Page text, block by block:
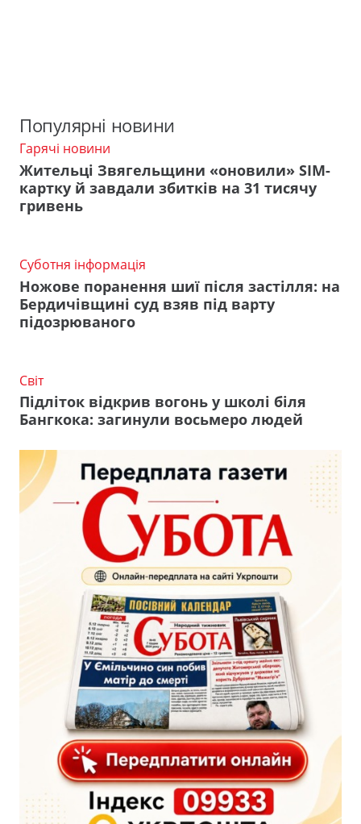
Популярні новини
Гарячі новини
Жительці Звягельщини «оновили» SIM-
картку й завдали збитків на 31 тисячу
гривень
Суботня інформація
Ножове поранення шиї після застілля: на
Бердичівщині суд взяв під варту
підозрюваного
Світ
Підліток відкрив вогонь у школі біля
Бангкока: загинули восьмеро людей